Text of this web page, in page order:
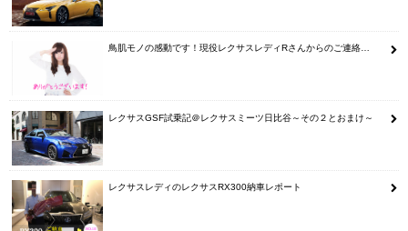
鳥肌モノの感動です！現役レクサスレディRさんからのご連絡…
レクサスGSF試乗記＠レクサスミーツ日比谷～その２とおまけ～
レクサスレディのレクサスRX300納車レポート